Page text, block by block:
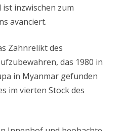
inzwischen zum
avanciert.
Zahnrelikt des
das 1980 in
in Myanmar gefunden
im vierten Stock des